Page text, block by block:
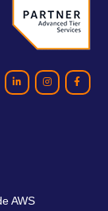
AWS